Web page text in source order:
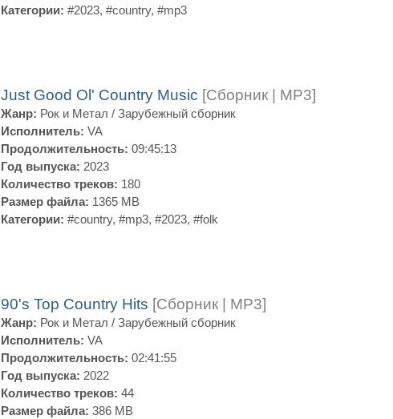
Категории: #2023, #country, #mp3
Just Good Ol' Country Music [Сборник | MP3]
Жанр: Рок и Метал / Зарубежный сборник
Исполнитель: VA
Продолжительность: 09:45:13
Год выпуска: 2023
Количество треков: 180
Размер файла: 1365 MB
Категории: #country, #mp3, #2023, #folk
90's Top Country Hits [Сборник | MP3]
Жанр: Рок и Метал / Зарубежный сборник
Исполнитель: VA
Продолжительность: 02:41:55
Год выпуска: 2022
Количество треков: 44
Размер файла: 386 MB